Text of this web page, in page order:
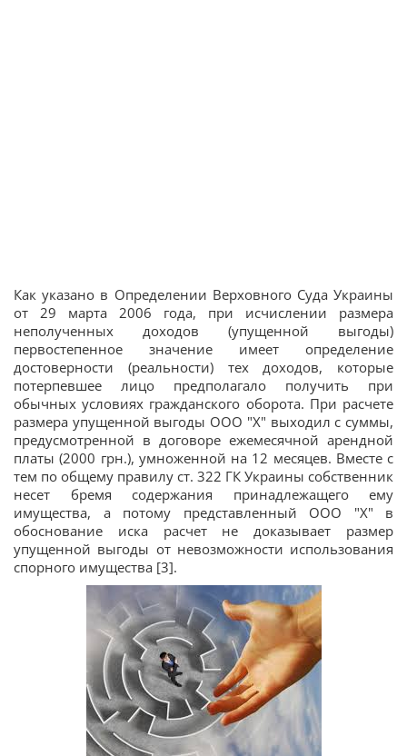
Как указано в Определении Верховного Суда Украины
от 29 марта 2006 года, при исчислении размера
неполученных доходов (упущенной выгоды)
первостепенное значение имеет определение
достоверности (реальности) тех доходов, которые
потерпевшее лицо предполагало получить при
обычных условиях гражданского оборота. При расчете
размера упущенной выгоды ООО "Х" выходил с суммы,
предусмотренной в договоре ежемесячной арендной
платы (2000 грн.), умноженной на 12 месяцев. Вместе с
тем по общему правилу ст. 322 ГК Украины собственник
несет бремя содержания принадлежащего ему
имущества, а потому представленный ООО "Х" в
обоснование иска расчет не доказывает размер
упущенной выгоды от невозможности использования
спорного имущества [3].